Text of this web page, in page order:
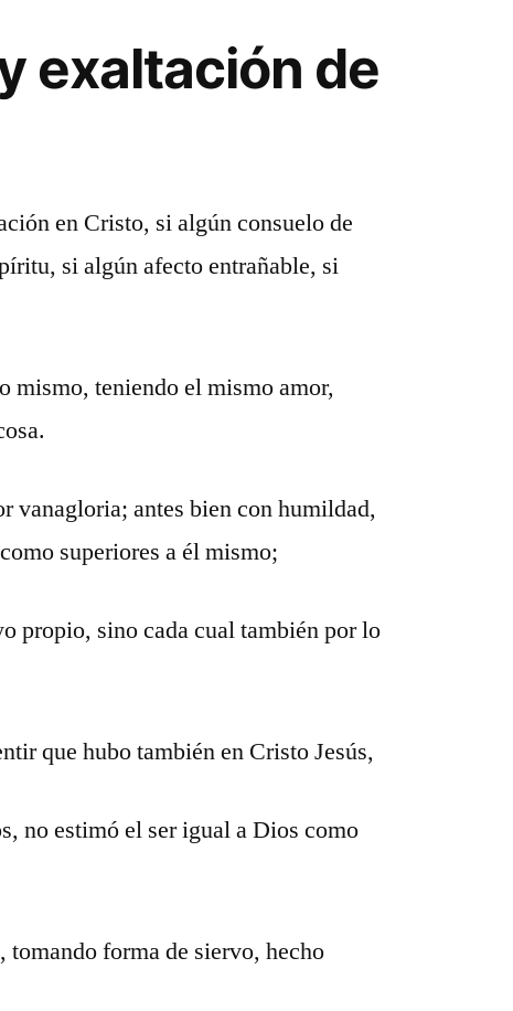
exaltación de
en Cristo, si algún consuelo de
si algún afecto entrañable, si
mismo, teniendo el mismo amor,
vanagloria; antes bien con humildad,
superiores a él mismo;
propio, sino cada cual también por lo
que hubo también en Cristo Jesús,
no estimó el ser igual a Dios como
tomando forma de siervo, hecho